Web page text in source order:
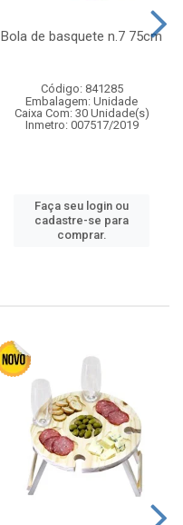
Bola de basquete n.7 75cm
Código: 841285
Embalagem: Unidade
Caixa Com: 30 Unidade(s)
Inmetro: 007517/2019
Faça seu login ou
cadastre-se para
comprar.